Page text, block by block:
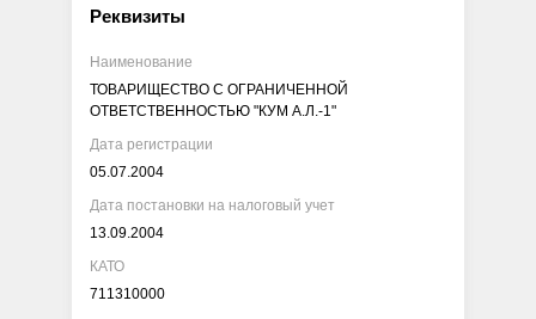
Реквизиты
Наименование
ТОВАРИЩЕСТВО С ОГРАНИЧЕННОЙ
ОТВЕТСТВЕННОСТЬЮ "КУМ А.Л.-1"
Дата регистрации
05.07.2004
Дата постановки на налоговый учет
13.09.2004
КАТО
711310000